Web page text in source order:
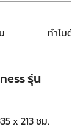
ทำไมต้
รุ่น
x 213 ชม.